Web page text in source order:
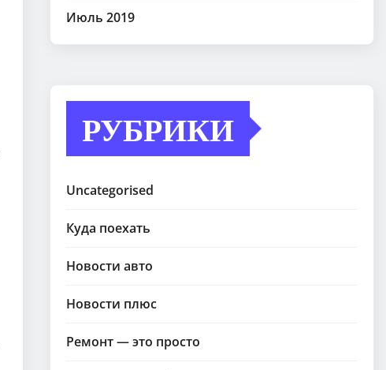
Июль 2019
РУБРИКИ
Uncategorised
Куда поехать
Новости авто
Новости плюс
Ремонт — это просто